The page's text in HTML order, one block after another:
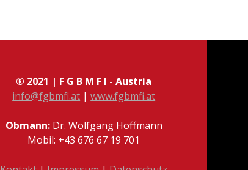
® 2021 | F G B M F I - Austria
info@fgbmfi.at |www.fgbmfi.at
Obmann:Dr. Wolfgang Hoffmann
Mobil: +43 676 67 19 701